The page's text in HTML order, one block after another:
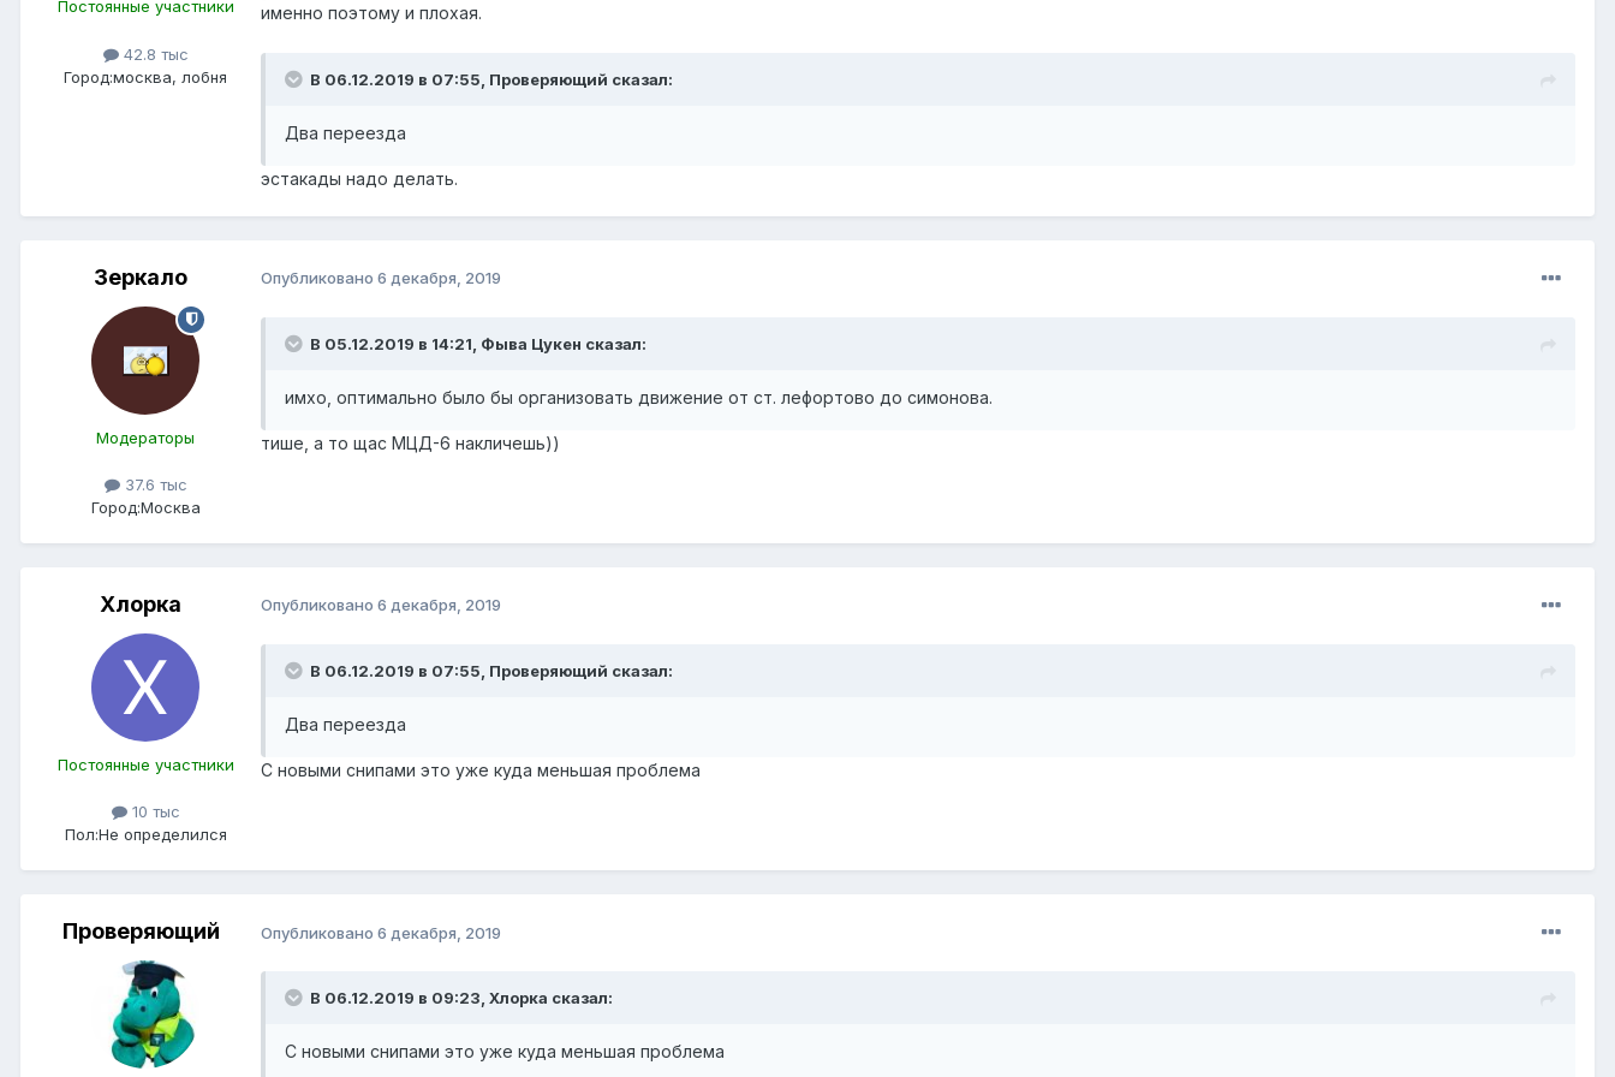
Постоянные участники
42.8 тыс
Город:москва, лобня
именно поэтому и плохая.
В 06.12.2019 в 07:55, Проверяющий сказал:
Два переезда
эстакады надо делать.
Зеркало
Модераторы
37.6 тыс
Город:Москва
Опубликовано 6 декабря, 2019
В 05.12.2019 в 14:21, Фыва Цукен сказал:
имхо, оптимально было бы организовать движение от ст. лефортово до симонова.
тише, а то щас МЦД-6 накличешь))
Хлорка
Постоянные участники
10 тыс
Пол:Не определился
Опубликовано 6 декабря, 2019
В 06.12.2019 в 07:55, Проверяющий сказал:
Два переезда
С новыми снипами это уже куда меньшая проблема
Проверяющий Опубликовано 6 декабря, 2019
В 06.12.2019 в 09:23, Хлорка сказал:
С новыми снипами это уже куда меньшая проблема